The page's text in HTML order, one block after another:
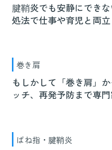
腱鞘炎でも安静にでき
処法で仕事や育児と両立
巻き肩
もしかして「巻き肩」
ッチ、再発予防まで専
ばね指・腱鞘炎